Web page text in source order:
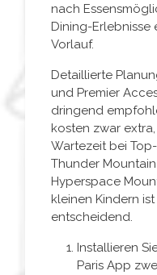
nach
Dining-
Vorlauf.
Detaillierte
und Premier
dringend
kosten zwar
Wartezeit bei
Thunder
Hyperspace
kleinen Kindern
entscheidend.
Installieren
Paris App